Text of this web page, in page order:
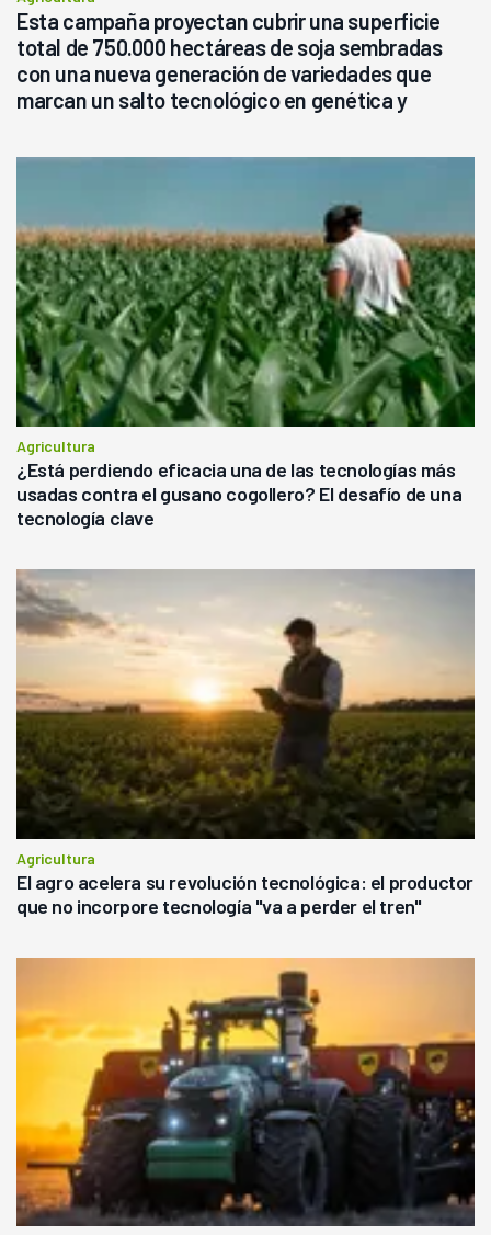
Esta campaña proyectan cubrir una superficie
total de 750.000 hectáreas de soja sembradas
con una nueva generación de variedades que
marcan un salto tecnológico en genética y
Agricultura
¿Está perdiendo eficacia una de las tecnologías más
usadas contra el gusano cogollero? El desafío de una
tecnología clave
Agricultura
El agro acelera su revolución tecnológica: el productor
que no incorpore tecnología "va a perder el tren"